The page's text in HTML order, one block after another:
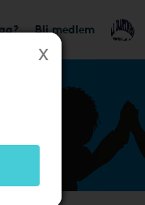
Bli medlem